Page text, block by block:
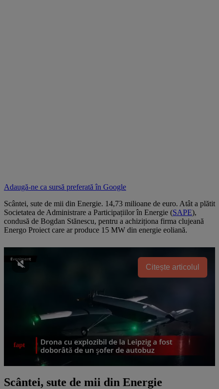
Adaugă-ne ca sursă preferată în Google
Scântei, sute de mii din Energie. 14,73 milioane de euro. Atât a plătit
Societatea de Administrare a Participațiilor în Energie (SAPE),
condusă de Bogdan Stănescu, pentru a achiziționa firma clujeană
Energo Proiect care ar produce 15 MW din energie eoliană.
Citește articolul
Scântei, sute de mii din Energie